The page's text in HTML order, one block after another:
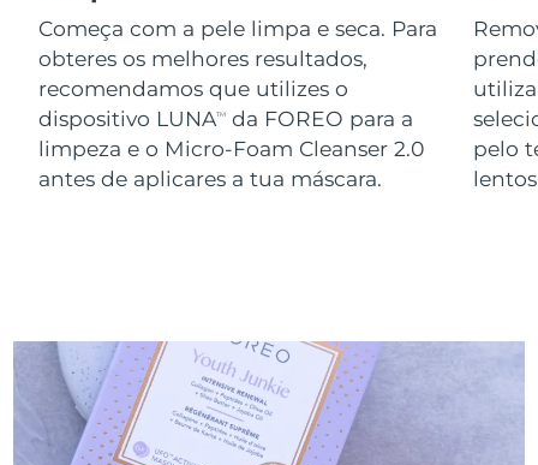
Começa com a pele limpa e seca. Para
obteres os melhores resultados,
recomendamos que utilizes o
dispositivo LUNATM
da FOREO para a
limpeza e o Micro-Foam Cleanser 2.0
antes de aplicares a tua máscara.
pelo